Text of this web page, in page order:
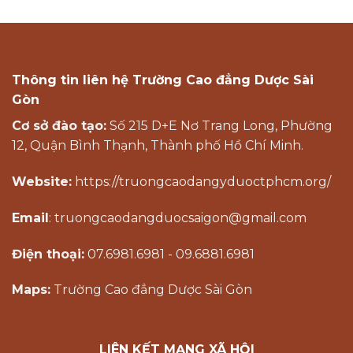
Thông tin liên hệ Trường Cao đẳng Dược Sài
Gòn
Cơ sở đào tạo: Số 215 D+E Nơ Trang Long, Phường
12, Quận Bình Thạnh, Thành phố Hồ Chí Minh.
Website: https://truongcaodangyduoctphcm.org/
Email: truongcaodangduocsaigon@gmail.com
Điện thoại: 07.6981.6981 - 09.6881.6981
Maps: Trường Cao đẳng Dược Sài Gòn
LIÊN KẾT MẠNG XÃ HỘI